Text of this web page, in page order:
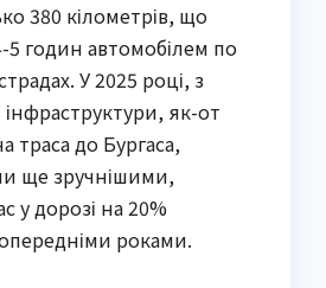
380 кілометрів, що
5 годин автомобілем по
У 2025 році, з
як-от
траса до Бургаса,
ще зручнішими,
у дорозі на 20%
роками.